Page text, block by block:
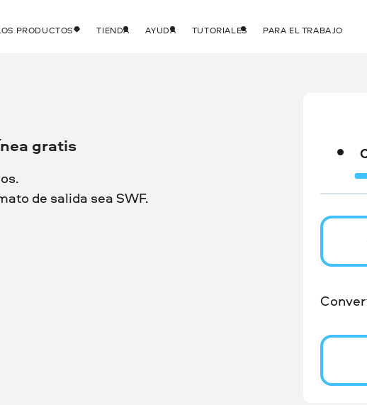
PRODUCTOS TIENDA AYUDA TUTORIALES PARA EL TRABAJO
gratis
de salida sea SWF.